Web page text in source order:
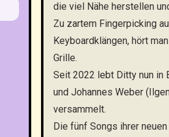
die viel Nähe herstellen
Zu zartem Fingerpicking
Keyboardklängen, hört
Grille.
Seit 2022 lebt Ditty nun in
und Johannes Weber
versammelt.
Die fünf Songs ihrer